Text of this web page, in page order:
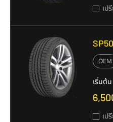
เป
OEM
เริ่มต้น
เป